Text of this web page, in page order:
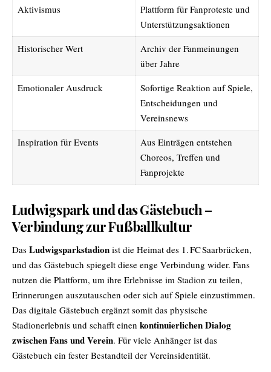
Aktivismus
Plattform für Fanproteste und
Unterstützungsaktionen
Historischer Wert
Archiv der Fanmeinungen
über Jahre
Emotionaler Ausdruck
Sofortige Reaktion auf Spiele,
Entscheidungen und
Vereinsnews
Inspiration für Events
Aus Einträgen entstehen
Choreos, Treffen und
Fanprojekte
Ludwigspark und das Gästebuch –
Verbindung zur Fußballkultur
Das Ludwigsparkstadion ist die Heimat des 1. FC Saarbrücken,
und das Gästebuch spiegelt diese enge Verbindung wider. Fans
nutzen die Plattform, um ihre Erlebnisse im Stadion zu teilen,
Erinnerungen auszutauschen oder sich auf Spiele einzustimmen.
Das digitale Gästebuch ergänzt somit das physische
Stadionerlebnis und schafft einen kontinuierlichen Dialog
zwischen Fans und Verein. Für viele Anhänger ist das
Gästebuch ein fester Bestandteil der Vereinsidentität.